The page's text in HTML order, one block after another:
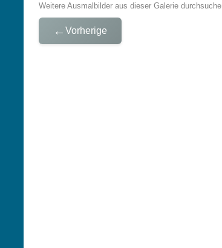
Weitere Ausmalbilder aus dieser Galerie
← Vorherige